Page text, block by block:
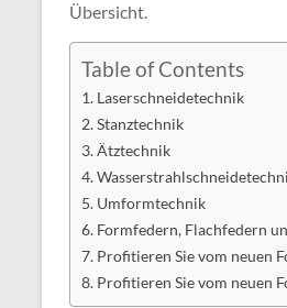
Übersicht.
Table of Contents
Laserschneidetechnik
Stanztechnik
Ätztechnik
Umformtechnik
Formfedern, Flachfedern
Profitieren Sie vom neuen
Profitieren Sie vom neuen